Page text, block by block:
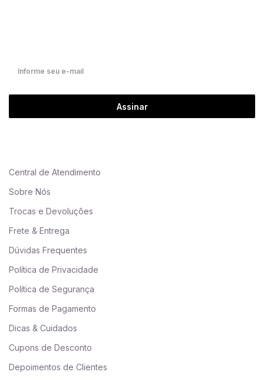
Assinar
Central de Atendimento
Sobre Nós
Trocas e Devoluções
Frete & Entrega
Dúvidas Frequentes
Política de Privacidade
Política de Segurança
Formas de Pagamento
Dicas & Cuidados
Cupons de Desconto
Depoimentos de Clientes